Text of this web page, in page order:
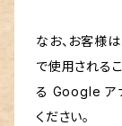
なお、お客様
で使用される
る Google ア
ください。